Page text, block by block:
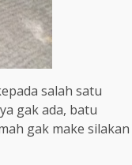
salah satu
gak ada, batu
gak make silakan